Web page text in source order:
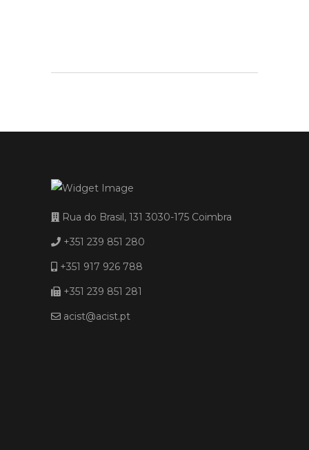
Rua do Brasil, 131 3030-175 Coimbra
+351 239 851 280
+351 917 926 788
+351 239 851 281
acist@acist.pt